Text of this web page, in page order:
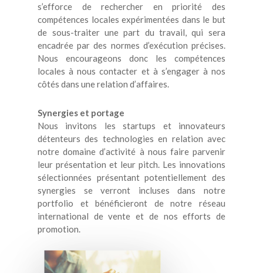
s’efforce de rechercher en priorité des
compétences locales expérimentées dans le but
de sous-traiter une part du travail, qui sera
encadrée par des normes d’exécution précises.
Nous encourageons donc les compétences
locales à nous contacter et à s’engager à nos
côtés dans une relation d’affaires.
Synergies et portage
Nous invitons les startups et innovateurs
détenteurs des technologies en relation avec
notre domaine d’activité à nous faire parvenir
leur présentation et leur pitch. Les innovations
sélectionnées présentant potentiellement des
synergies se verront incluses dans notre
portfolio et bénéficieront de notre réseau
international de vente et de nos efforts de
promotion.